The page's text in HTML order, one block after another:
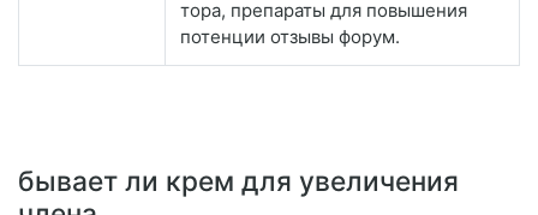
тора, препараты для повышения
потенции отзывы форум.
бывает ли крем для увеличения